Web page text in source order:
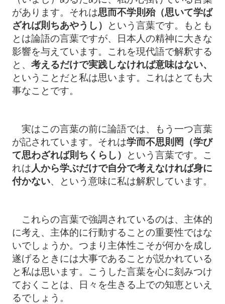
があります。それは思而不学則殆（思いて学ば
ざれば則ちあやうし）
という言葉です。もとも
とは論語の言葉ですが、日本人の精神に大きな
影響を与えています。これを現代語で解釈する
と、 考えるだけで実践しなければ意味はない、
ということだと私は思います。これはとても大
事なことです。
実はこの言葉の前に論語では、もう一つ言葉
が記されています。それは学而不思則罔（学び
て思わざれば則ちくらし）
という言葉です。こ
れは人から学ぶだけで自分で考えなければ身に
付かない、という意味に私は解釈しています。
これらの言葉で強調されているのは、主体的
に考え、主体的に行動することの重要性ではな
いでしょうか。つまり主体性こそが何かを成し
遂げるときには大事であることが説かれている
と私は思います。こうした言葉を心に刻みつけ
ておくことは、日々を生きる上での知恵といえ
るでしょう。